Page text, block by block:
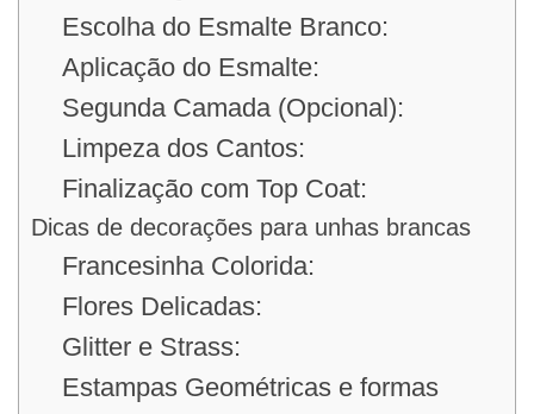
Escolha do Esmalte Branco:
Aplicação do Esmalte:
Segunda Camada (Opcional):
Limpeza dos Cantos:
Finalização com Top Coat:
Dicas de decorações para unhas brancas
Francesinha Colorida:
Flores Delicadas:
Glitter e Strass:
Estampas Geométricas e formas